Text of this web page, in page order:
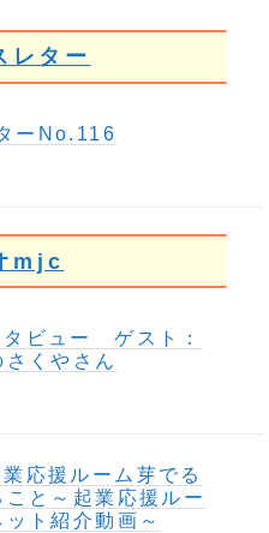
レター
ーNo.116
mjc
ビュー ゲスト：
さくやさん
応援ルーム芽でる
と～起業応援ルー
ット紹介動画～